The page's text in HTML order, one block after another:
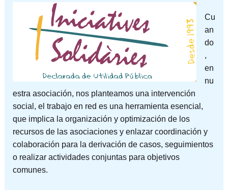
Cu
an
do
,
en
nu
estra asociación, nos planteamos una intervención
social, el trabajo en red es una herramienta esencial,
que implica la organización y optimización de los
recursos de las asociaciones y enlazar coordinación y
colaboración para la derivación de casos, seguimientos
o realizar actividades conjuntas para objetivos
comunes.